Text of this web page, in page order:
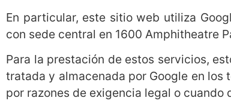
En particular, este sitio web utiliza
con sede central en 1600 Amphitheatre
Para la prestación de estos servicios,
tratada y almacenada por Google en
por razones de exigencia legal o